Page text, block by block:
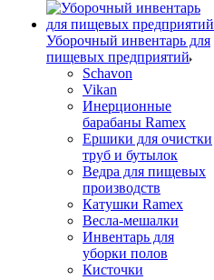
Уборочный инвентарь для
пищевых предприятий
Schavon
Vikan
Инерционные
барабаны Ramex
Ершики для очистки
труб и бутылок
Ведра для пищевых
производств
Катушки Ramex
Весла-мешалки
Инвентарь для
уборки полов
Кисточки